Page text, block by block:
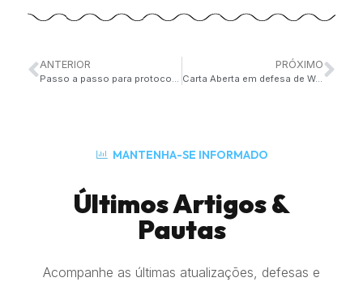
ANTERIOR
Passo a passo para protocolar Habeas Corpus no STF
PRÓXIMO
Carta Aberta em defesa de Weintraub – Leia na íntegra!
MANTENHA-SE INFORMADO
Últimos Artigos &
Pautas
Acompanhe as últimas atualizações, defesas e